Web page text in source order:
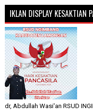
IKLAN DISPLAY KESAKTIAN
dr, Abdullah Wasi'an RSUD